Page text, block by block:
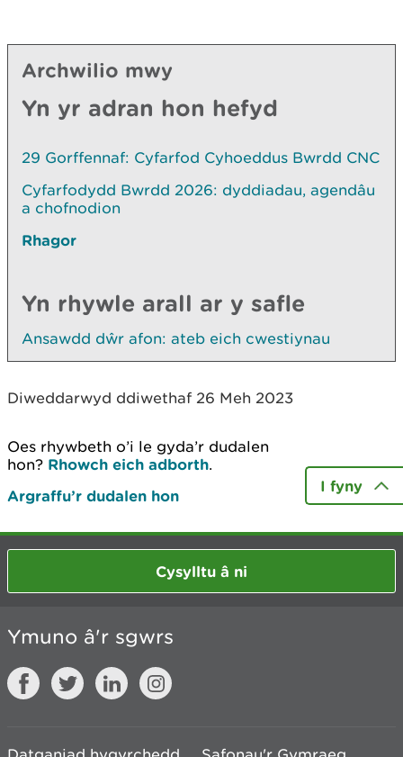
Archwilio mwy
Yn yr adran hon hefyd
29 Gorffennaf: Cyfarfod Cyhoeddus Bwrdd CNC
Cyfarfodydd Bwrdd 2026: dyddiadau, agendâu
a chofnodion
Rhagor
Yn rhywle arall ar y safle
Ansawdd dŵr afon: ateb eich cwestiynau
Diweddarwyd ddiwethaf 26 Meh 2023
Oes rhywbeth o’i le gyda’r dudalen
hon? Rhowch eich adborth.
Argraffu’r dudalen hon
I fyny
Cysylltu â ni
Ymuno â'r sgwrs